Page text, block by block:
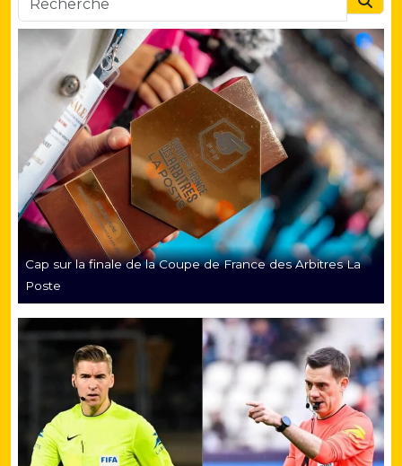
Cap sur la finale de la Coupe de France des Arbitres La
Poste